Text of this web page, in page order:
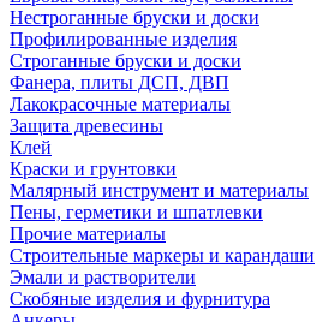
Нестроганные бруски и доски
Профилированные изделия
Строганные бруски и доски
Фанера, плиты ДСП, ДВП
Лакокрасочные материалы
Защита древесины
Клей
Краски и грунтовки
Малярный инструмент и материалы
Пены, герметики и шпатлевки
Прочие материалы
Строительные маркеры и карандаши
Эмали и растворители
Скобяные изделия и фурнитура